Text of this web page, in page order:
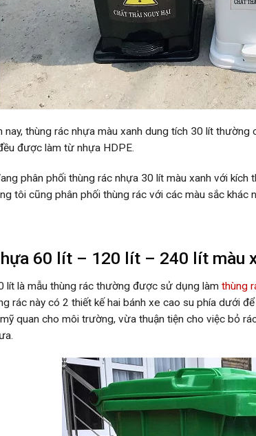
nay, thùng rác nhựa màu xanh dung tích 30 lít thường
được làm từ nhựa HDPE.
phân phối thùng rác nhựa 30 lít màu xanh với
tôi cũng phân phối thùng rác với các màu sắc
60 lít – 120 lít – 240 lít màu
lít là mẫu thùng rác thường được sử dụng làm thùng
rác này có 2 thiết kế hai bánh xe cao su phía dưới
quan cho môi trường, vừa thuận tiện cho việc bỏ